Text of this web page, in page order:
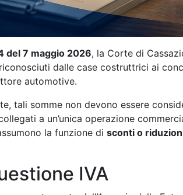
del 7 maggio 2026, la Corte di
riconosciuti dalle case costruttrici ai
automotive.
tali somme non devono essere
a un’unica operazione
la funzione di sconti o
IVA